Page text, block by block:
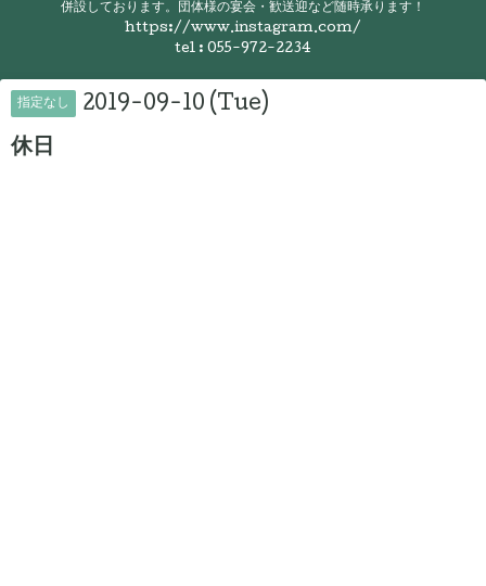
併設しております。団体様の宴会・歓送迎など随時承ります！
https://www.instagram.com/
tel : 055-972-2234
指定なし 2019-09-10 (Tue)
休日